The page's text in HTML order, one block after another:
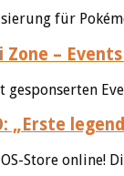
für
Zone –
„Erste
Store online!